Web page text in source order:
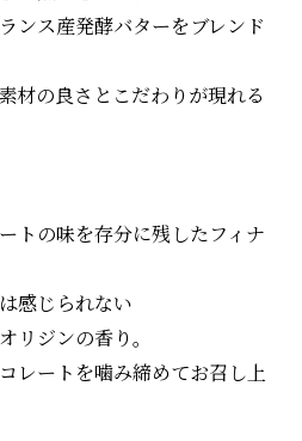
ンス産発酵バターをブレンド
材の良さとこだわりが現れる
トの味を存分に残したフィナ
感じられない
リジンの香り。
レートを噛み締めてお召し上